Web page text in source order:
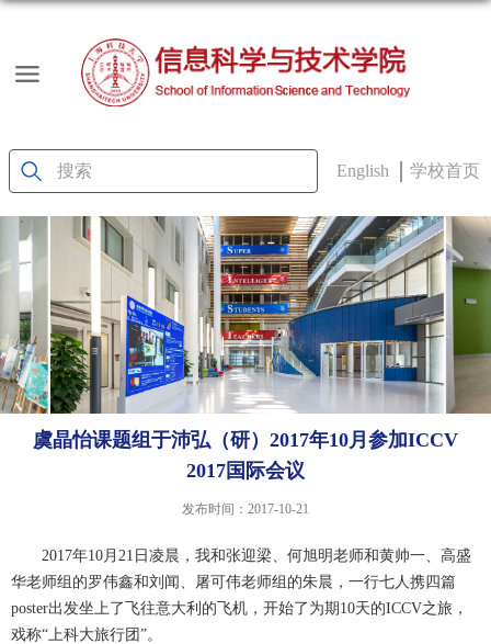
English 学校首页
虞晶怡课题组于沛弘（研）2017年10月参加ICCV
2017国际会议
发布时间：2017-10-21
2017年10 月 21 日凌晨，我和张迎梁、何旭明老师和黄帅一、高盛
华老师组的罗伟鑫和刘闻、屠可伟老师组的朱晨，一行七人携四篇
poster出发坐上了飞往意大利的飞机，开始了为期10天的ICCV之旅，
戏称“上科大旅行团”。